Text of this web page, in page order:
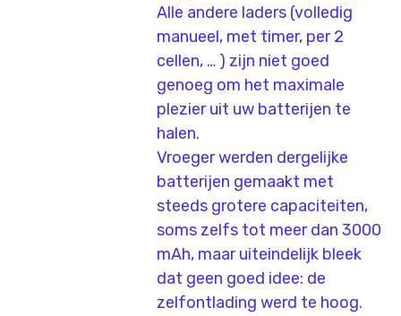
Alle andere laders (volledig
manueel, met timer, per 2
cellen, … ) zijn niet goed
genoeg om het maximale
plezier uit uw batterijen te
halen.
Vroeger werden dergelijke
batterijen gemaakt met
steeds grotere capaciteiten,
soms zelfs tot meer dan 3000
mAh, maar uiteindelijk bleek
dat geen goed idee: de
zelfontlading werd te hoog.